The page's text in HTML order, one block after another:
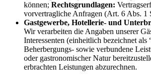
können; Rechtsgrundlagen:
vorvertragliche Anfragen (Art. 6 Abs.
Gastgewerbe, Hotellerie- und
Wir verarbeiten die Angaben unserer
Interessenten (einheitlich bezeichnet als
Beherbergungs- sowie verbundene
oder gastronomischer Natur
erbrachten Leistungen abzurechnen.